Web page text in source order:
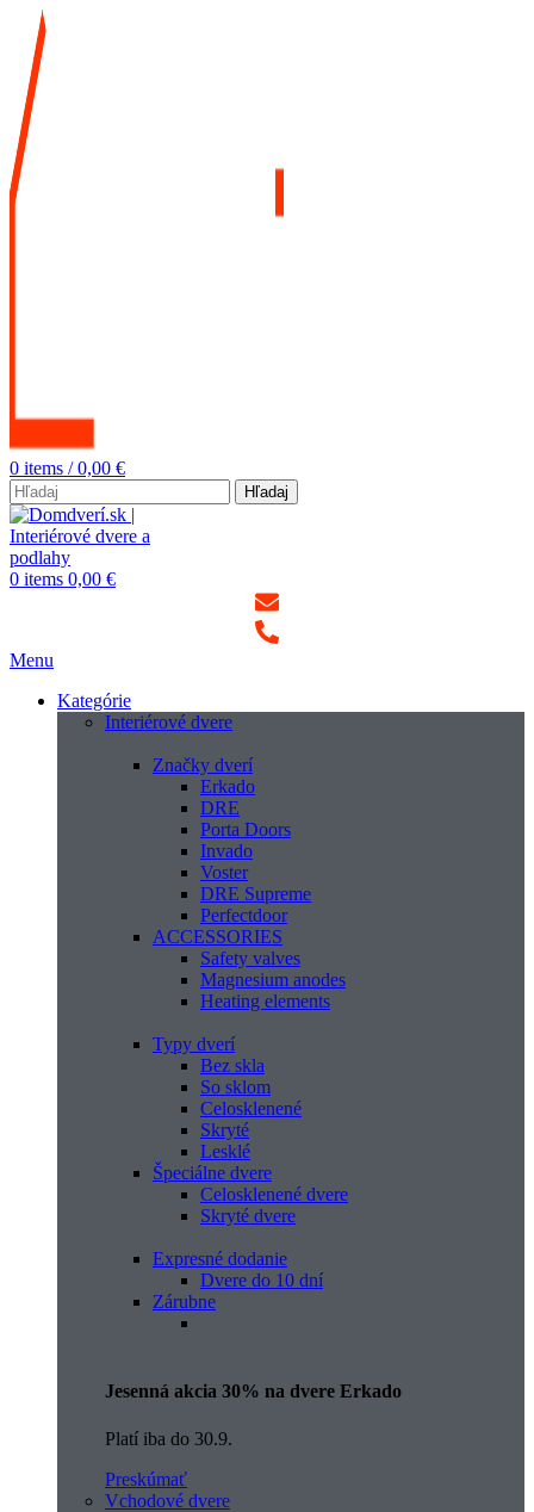
0 items / 0,00 €
Hľadaj
0 items 0,00 €
Menu
Kategórie
Interiérové dvere
Značky dverí
Erkado
DRE
Porta Doors
Invado
Voster
DRE Supreme
Perfectdoor
ACCESSORIES
Safety valves
Magnesium anodes
Heating elements
Typy dverí
Bez skla
So sklom
Celosklenené
Skryté
Lesklé
Špeciálne dvere
Celosklenené dvere
Skryté dvere
Expresné dodanie
Dvere do 10 dní
Zárubne
Jesenná akcia 30% na dvere Erkado
Platí iba do 30.9.
Preskúmať
Vchodové dvere